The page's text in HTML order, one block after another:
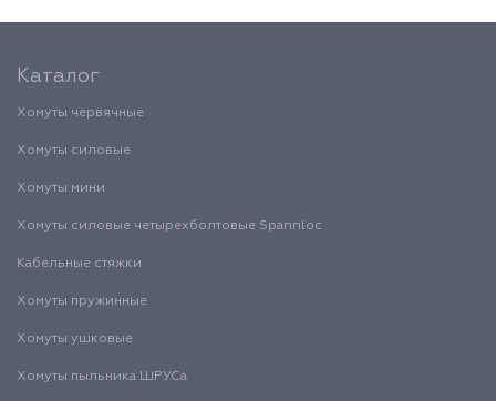
Каталог
Хомуты червячные
Хомуты силовые
Хомуты мини
Хомуты силовые четырехболтовые Spannloc
Кабельные стяжки
Хомуты пружинные
Хомуты ушковые
Хомуты пыльника ШРУСа